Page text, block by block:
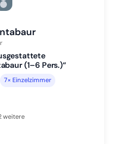
Zu Slide 5 wechseln
Zu Slide 6 wechseln
(1–6 Pers.)“
7× Einzelzimmer
weitere